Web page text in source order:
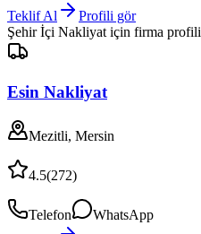
Teklif Al
Profili gör
Şehir İçi Nakliyat için firma profili
Esin Nakliyat
Mezitli, Mersin
4.5(272)
Telefon
WhatsApp